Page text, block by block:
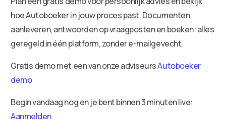
hoe Autoboeker in jouw proces past. Documenten
aanleveren, antwoorden op vraagposten en boeken: alles
geregeld in één platform, zonder e-mailgevecht.
Gratis demo met een van onze adviseursAutoboeker
demo
Begin vandaag nog en je bent binnen 3 minuten live:
Aanmelden